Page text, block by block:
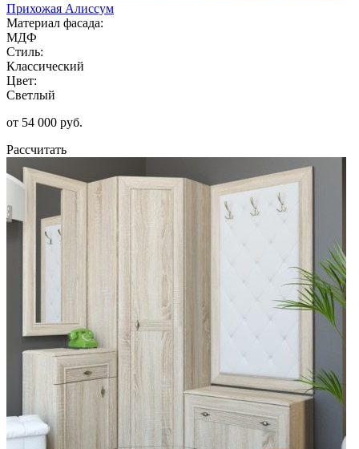
Прихожая Алиссум
Материал фасада:
МДФ
Стиль:
Классический
Цвет:
Светлый
от 54 000 руб.
Рассчитать